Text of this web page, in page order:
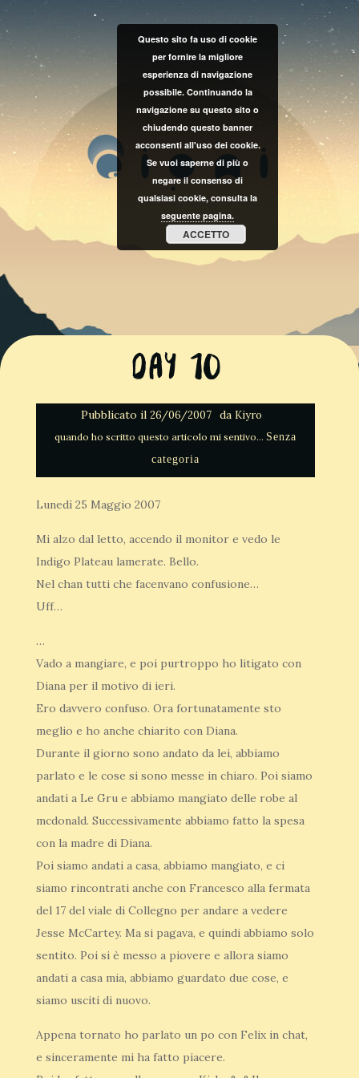
Day 10
Pubblicato il 26/06/2007 da Kiyro
Senza
categoria
Lunedì 25 Maggio 2007
Mi alzo dal letto, accendo il monitor e vedo le
Indigo Plateau lamerate. Bello.
Nel chan tutti che facenvano confusione…
Uff…
…
Vado a mangiare, e poi purtroppo ho litigato con
Diana per il motivo di ieri.
Ero davvero confuso. Ora fortunatamente sto
meglio e ho anche chiarito con Diana.
Durante il giorno sono andato da lei, abbiamo
parlato e le cose si sono messe in chiaro. Poi siamo
andati a Le Gru e abbiamo mangiato delle robe al
mcdonald. Successivamente abbiamo fatto la spesa
con la madre di Diana.
Poi siamo andati a casa, abbiamo mangiato, e ci
siamo rincontrati anche con Francesco alla fermata
del 17 del viale di Collegno per andare a vedere
Jesse McCartey. Ma si pagava, e quindi abbiamo solo
sentito. Poi si è messo a piovere e allora siamo
andati a casa mia, abbiamo guardato due cose, e
siamo usciti di nuovo.
Appena tornato ho parlato un po con Felix in chat,
e sinceramente mi ha fatto piacere.
Questo sito fa uso di cookie
per fornire la migliore
esperienza di navigazione
possibile. Continuando la
navigazione su questo sito o
chiudendo questo banner
acconsenti all'uso dei cookie.
Se vuoi saperne di più o
negare il consenso di
qualsiasi cookie, consulta la
seguente pagina.
ACCETTO